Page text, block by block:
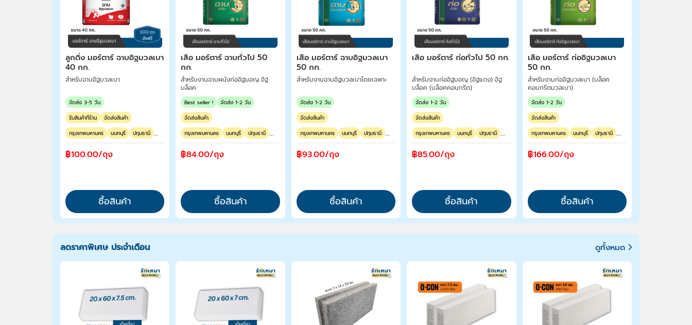
ลูกดิ่ง มอร์ตาร์ ฉาบอิฐมวลเบา
40 กก.
สำหรับฉาบอิฐมวลเบา
จัดส่ง 3-5 วัน
รับสินค้าที่ร้าน
จัดส่งสินค้า
กรุงเทพมหานคร
นนทบุรี ปทุมธานี ...
฿100.00/ถุง
ซื้อสินค้า
เสือ มอร์ตาร์ ฉาบทั่วไป 50
กก.
สำหรับงานฉาบผนังก่ออิฐมอญ อิฐ
บล็อค
Best seller !
จัดส่ง 1-2 วัน
จัดส่งสินค้า
กรุงเทพมหานคร
นนทบุรี ปทุมธานี ...
฿84.00/ถุง
ซื้อสินค้า
เสือ มอร์ตาร์ ฉาบอิฐมวลเบา
50 กก.
สำหรับงานฉาบอิฐมวลเบาโดยเฉพาะ
จัดส่ง 1-2 วัน
จัดส่งสินค้า
กรุงเทพมหานคร
นนทบุรี ปทุมธานี ...
฿93.00/ถุง
ซื้อสินค้า
เสือ มอร์ตาร์ ก่อทั่วไป 50 กก.
สำหรับงานก่ออิฐมอญ (อิฐแดง) อิฐ
บล็อค (บล็อคคอนกรีต)
จัดส่ง 1-2 วัน
จัดส่งสินค้า
กรุงเทพมหานคร
นนทบุรี ปทุมธานี ...
฿85.00/ถุง
ซื้อสินค้า
เสือ มอร์ตาร์ ก่ออิฐมวลเบา
50 กก.
สำหรับงานก่ออิฐมวลเบา (บล็อค
คอนกรีตมวลเบา)
จัดส่ง 1-2 วัน
จัดส่งสินค้า
กรุงเทพมหานคร
นนทบุรี ปทุมธานี ...
฿166.00/ถุง
ซื้อสินค้า
ลดราคาพิเศษ ประจำเดือน ดูทั้งหมด